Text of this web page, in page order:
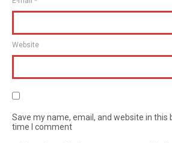
Website
Save my name, email, and website in
time I comment